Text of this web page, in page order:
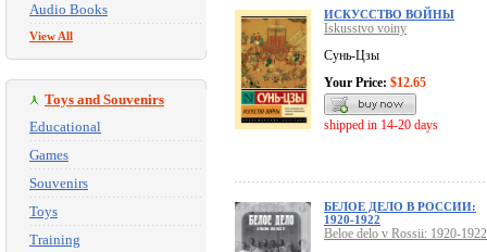
Audio Books
View All
Toys and Souvenirs
Educational
Games
Souvenirs
Toys
Training
ИСКУССТВО ВОЙНЫ
Iskusstvo voiny
Сунь-Цзы
Your Price: $12.65
shipped in 14-20 days
БЕЛОЕ ДЕЛО В РОССИИ:
1920-1922
Beloe delo v Rossii: 1920-1922